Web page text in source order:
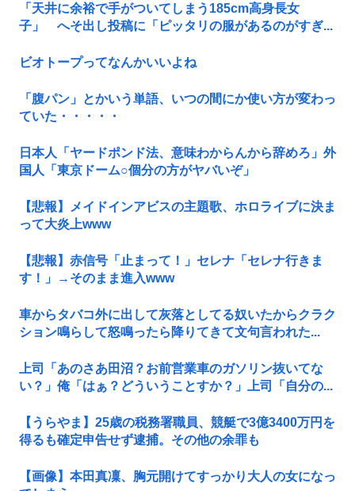
「天井に余裕で手がついてしまう185cm高身長女
子」 へそ出し投稿に「ピッタリの服があるのがすぎ...
ビオトープってなんかいいよね
「腹パン」とかいう単語、いつの間にか使い方が変わっ
ていた・・・・・
日本人「ヤードポンド法、意味わからんから辞めろ」外
国人「東京ドーム○個分の方がヤバいぞ」
【悲報】メイドインアビスの主題歌、ホロライブに決ま
って大炎上www
【悲報】赤信号「止まって！」セレナ「セレナ行きま
す！」→そのまま進入www
車からタバコ外に出して灰落としてる奴いたからクラク
ション鳴らして怒鳴ったら降りてきて文句言われた...
上司「あのさあ田沼？お前営業車のガソリン抜いてな
い？」俺「はぁ？どういうことすか？」上司「自分の...
【うらやま】25歳の税務署職員、競艇で3億3400万円を
得るも確定申告せず逮捕。その他の余罪も
【画像】本田真凜、胸元開けてすっかり大人の女になっ